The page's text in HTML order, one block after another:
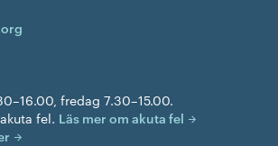
fredag 7.30–15.00.
fel. Läs mer om akuta fel